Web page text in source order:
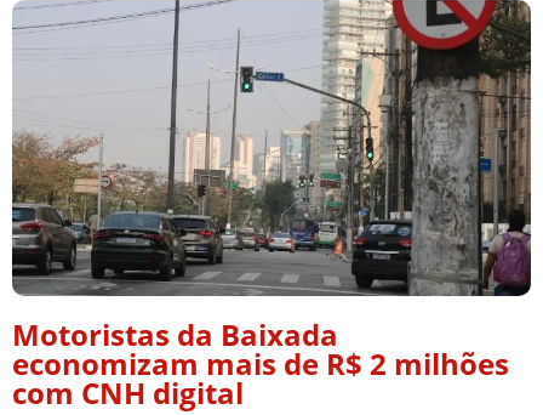
Motoristas da Baixada
economizam mais de R$ 2 milhões
com CNH digital